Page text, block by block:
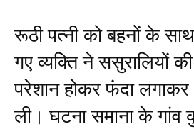
रूठी पत्नी को बहनों के
गए व्यक्ति ने ससुरालियों
परेशान होकर फंदा
ली। घटना समाना के गांव